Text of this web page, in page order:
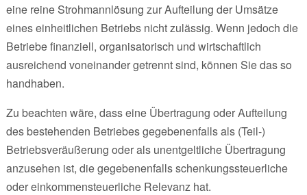
eine reine Strohmannlösung zur Aufteilung der Umsätze
eines einheitlichen Betriebs nicht zulässig. Wenn jedoch die
Betriebe finanziell, organisatorisch und wirtschaftlich
ausreichend voneinander getrennt sind, können Sie das so
handhaben.
Zu beachten wäre, dass eine Übertragung oder Aufteilung
des bestehenden Betriebes gegebenenfalls als (Teil-)
Betriebsveräußerung oder als unentgeltliche Übertragung
anzusehen ist, die gegebenenfalls schenkungssteuerliche
oder einkommensteuerliche Relevanz hat.